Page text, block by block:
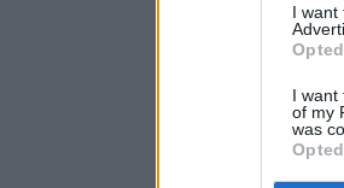
I want
I want
of my
was